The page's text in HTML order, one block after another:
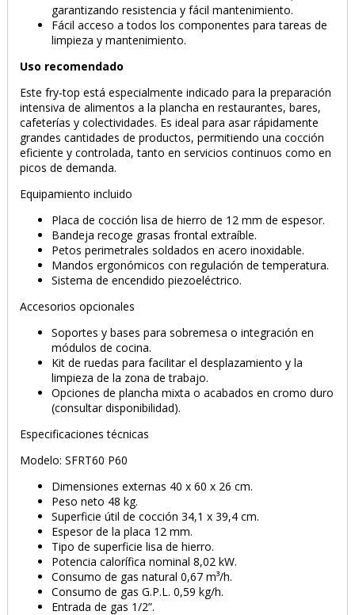
PRODUCTO AÑADIDO AL CARRITO
garantizando resistencia y fácil mantenimiento.
Fácil acceso a todos los componentes para tareas de
limpieza y mantenimiento.
Uso recomendado
Este fry-top está especialmente indicado para la preparación
intensiva de alimentos a la plancha en restaurantes, bares,
cafeterías y colectividades. Es ideal para asar rápidamente
grandes cantidades de productos, permitiendo una cocción
eficiente y controlada, tanto en servicios continuos como en
picos de demanda.
Equipamiento incluido
Placa de cocción lisa de hierro de 12 mm de espesor.
Bandeja recoge grasas frontal extraíble.
Petos perimetrales soldados en acero inoxidable.
Mandos ergonómicos con regulación de temperatura.
Sistema de encendido piezoeléctrico.
Accesorios opcionales
Soportes y bases para sobremesa o integración en
módulos de cocina.
Kit de ruedas para facilitar el desplazamiento y la
limpieza de la zona de trabajo.
Opciones de plancha mixta o acabados en cromo duro
(consultar disponibilidad).
Especificaciones técnicas
Modelo: SFRT60 P60
Dimensiones externas 40 x 60 x 26 cm.
Peso neto 48 kg.
Superficie útil de cocción 34,1 x 39,4 cm.
Espesor de la placa 12 mm.
Tipo de superficie lisa de hierro.
Potencia calorífica nominal 8,02 kW.
Consumo de gas natural 0,67 m³/h.
Consumo de gas G.P.L. 0,59 kg/h.
Entrada de gas 1/2”.